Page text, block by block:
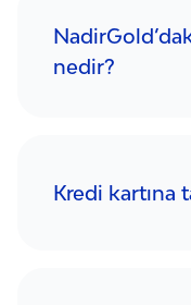
nedir?
Kredi kartına